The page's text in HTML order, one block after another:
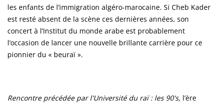
les enfants de l’immigration algéro-marocaine. Si Cheb Kader
est resté absent de la scène ces dernières années, son
concert à l’Institut du monde arabe est probablement
l’occasion de lancer une nouvelle brillante carrière pour ce
pionnier du « beuraï ».
Rencontre précédée par l'Université du raï : les 90's, l’ère